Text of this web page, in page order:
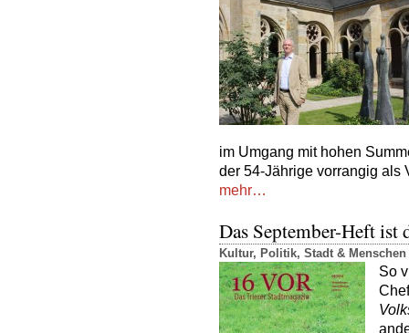
im Umgang mit hohen
der 54-Jährige vorrangig als
mehr…
Das September-Heft ist
Kultur, Politik, Stadt & Menschen
So